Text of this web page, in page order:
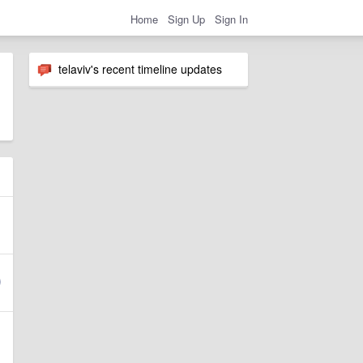
Home Sign Up Sign In
telaviv's recent timeline updates